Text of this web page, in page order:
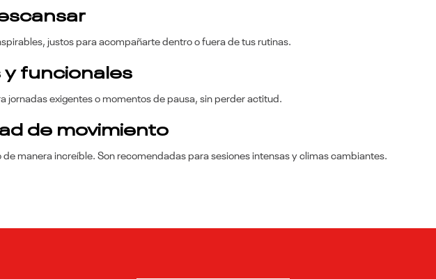
justos para acompañarte dentro o fuera de tus rutinas.
y funcionales
jornadas exigentes o momentos de pausa, sin perder actitud.
de movimiento
manera increíble. Son recomendadas para sesiones intensas y climas cambiantes.